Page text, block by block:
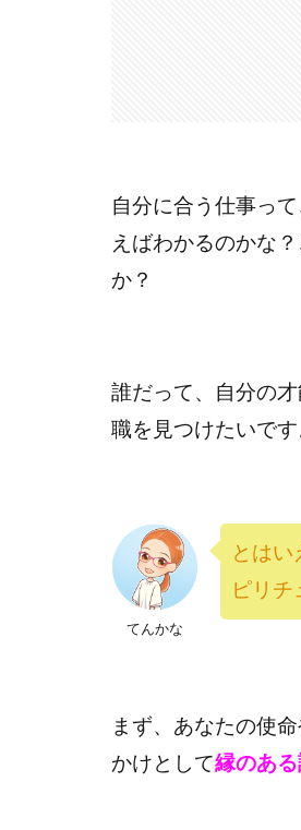
自分に合う仕事っ
えばわかるのかな
か？
誰だって、自分の
職を見つけたいです
てんかな
とは
ピリチ
まず、あなたの使
かけとして縁のあ